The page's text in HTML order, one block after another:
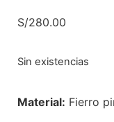
S/280.00
Sin existencias
Material: Fierro